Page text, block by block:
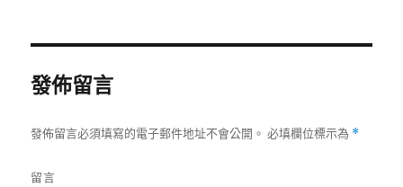
發佈留言
發佈留言必須填寫的電子郵件地址不會公開。 必填欄位標示為 *
留言